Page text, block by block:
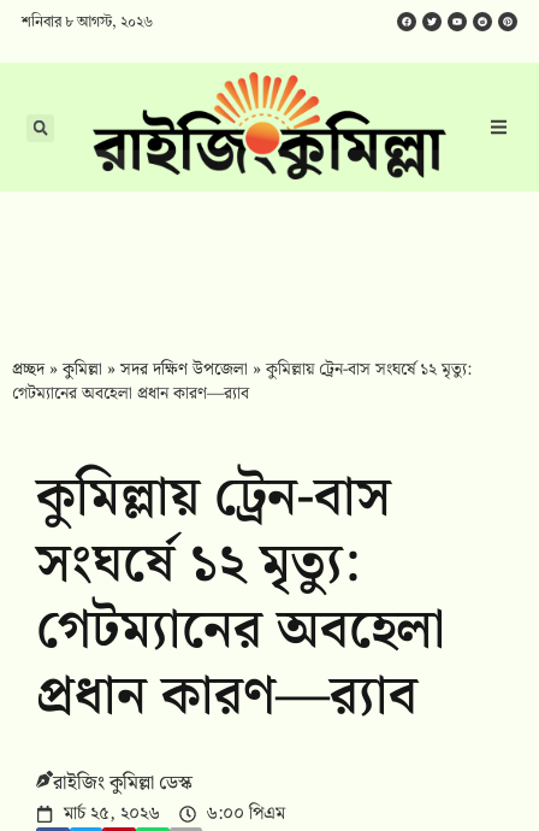
শনিবার ৮ আগস্ট, ২০২৬
প্রচ্ছদ»কুমিল্লা »সদর দক্ষিণ উপজেলা »কুমিল্লায় ট্রেন-বাস সংঘর্ষে ১২ মৃত্যু:
গেটম্যানের অবহেলা প্রধান কারণ—র‍্যাব
কুমিল্লায় ট্রেন-বাস
সংঘর্ষে ১২ মৃত্যু:
গেটম্যানের অবহেলা
প্রধান কারণ—র‍্যাব
রাইজিং কুমিল্লা ডেস্ক
মার্চ ২৫, ২০২৬ ৬:০০ পিএম